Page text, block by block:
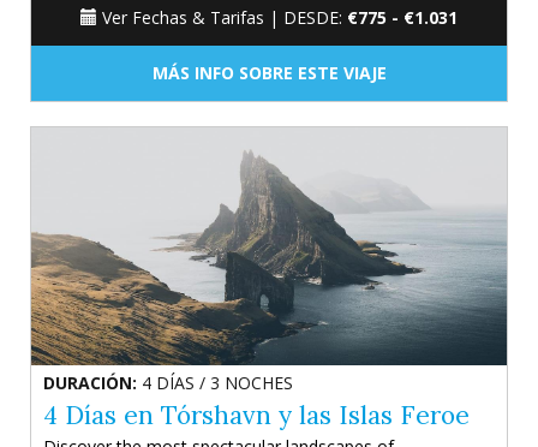
Ver Fechas & Tarifas | DESDE: €775 - €1.031
MÁS INFO SOBRE ESTE VIAJE
DURACIÓN: 4 DÍAS / 3 NOCHES
4 Días en Tórshavn y las Islas Feroe